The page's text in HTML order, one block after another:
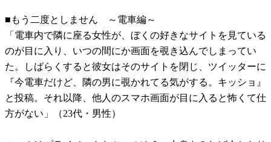
■もう二度としません ～電車編～
「電車内で隣に座る女性が、ぼくの好きなサイトを見ている
のが目に入り、いつの間にか画面を覗き込んでしまってい
た。しばらくすると彼女はそのサイトを閉じ、ツイッターに
『今電車だけど、隣の男に覗かれてる気がする。キッショ』
と投稿。それ以降、他人のスマホ画面が目に入ると怖くて仕
方がない」（23代・男性）